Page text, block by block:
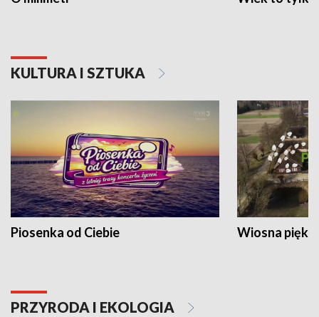
KULTURA I SZTUKA
Piosenka od Ciebie Wiosna
PRZYRODA I EKOLOGIA